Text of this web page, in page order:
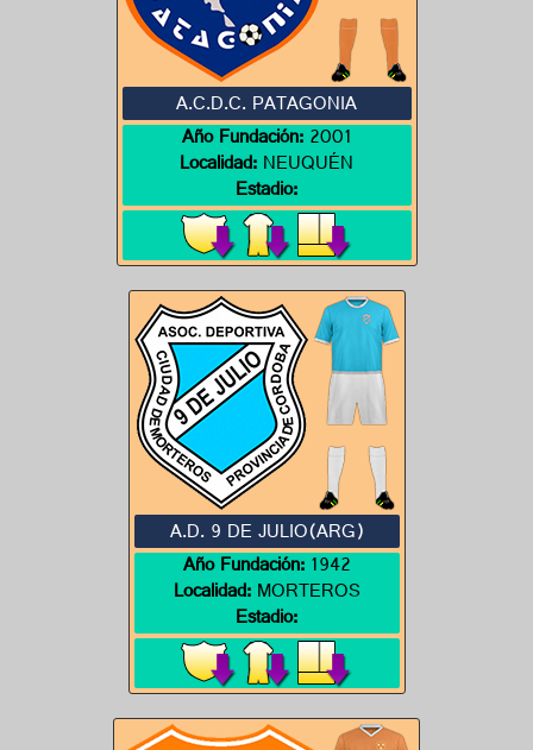
A.C.D.C. PATAGONIA
Año Fundación:2001
Localidad:NEUQUÉN
Estadio:
A.D. 9 DE JULIO(ARG)
Año Fundación:1942
Localidad:MORTEROS
Estadio: